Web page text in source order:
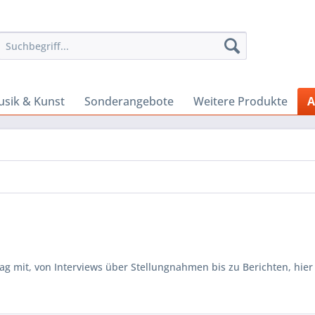
& Kunst Sonderangebote Weitere Produkte
mit, von Interviews über Stellungnahmen bis zu Berichten,